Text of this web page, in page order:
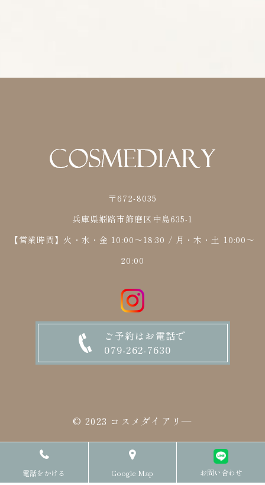
電話をかける Google Map お問い合わせ
〒672-8035
兵庫県姫路市飾磨区中島635-1
【営業時間】火・水・金 10:00～18:30 / 月・木・土 10:00～
20:00
ご予約はお電話で
079-262-7630
© 2023 コスメダイアリ―